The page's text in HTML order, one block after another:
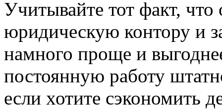
Учитывайте тот факт, что
юридическую контору и
намного проще и
постоянную работу
если хотите сэкономить